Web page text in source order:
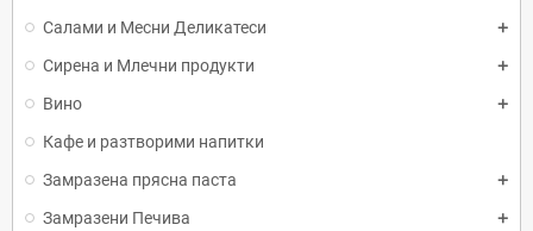
Салами и Месни Деликатеси
Сирена и Млечни продукти
Вино
Кафе и разтворими напитки
Замразена прясна паста
Замразени Печива